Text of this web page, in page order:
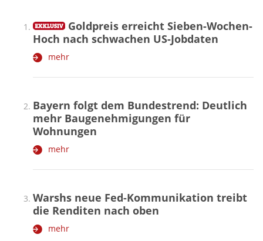
Goldpreis erreicht Sieben-Wochen-
Hoch nach schwachen US-Jobdaten
mehr
Bayern folgt dem Bundestrend: Deutlich
mehr Baugenehmigungen für
Wohnungen
mehr
Warshs neue Fed-Kommunikation treibt
die Renditen nach oben
mehr